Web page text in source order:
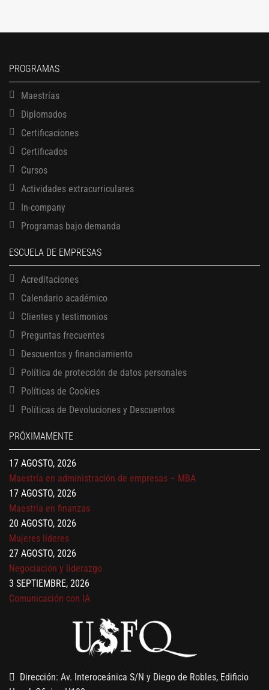
PROGRAMAS
Maestrías
Diplomados
Certificaciones
Certificados
Cursos
Actividades extracurriculares
In-company
Programas bajo demanda
ESCUELA DE EMPRESAS
Acreditaciones
Calendario académico
Clientes y testimonios
Preguntas frecuentes
Descuentos y financiamiento
Política de protección de datos personales
Políticas de Cookies
Políticas de Devoluciones y Descuentos
PRÓXIMAMENTE
13 AGOSTO, 2026
17 AGOSTO, 2026
Gerencia de empresas familiares
17 AGOSTO, 2026
Maestría en administración de empresas – MBA
17 AGOSTO, 2026
Maestría en finanzas
20 AGOSTO, 2026
Mujeres líderes
27 AGOSTO, 2026
Negociación y liderazgo
3 SEPTIEMBRE, 2026
Comunicación con IA
Gobernanza de datos
13 AGOSTO, 2026
Finanzas para no financieros
Dirección: Av. Interoceánica S/N y Diego de Robles, Edificio